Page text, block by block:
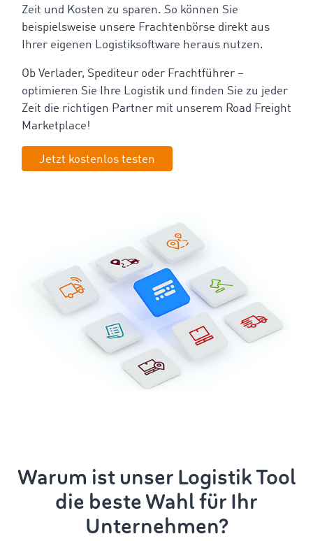
Zeit und Kosten zu sparen. So können Sie
beispielsweise unsere Frachtenbörse direkt aus
Ihrer eigenen Logistiksoftware heraus nutzen.
Ob Verlader, Spediteur oder Frachtführer –
optimieren Sie Ihre Logistik und finden Sie zu jeder
Zeit die richtigen Partner mit unserem Road Freight
Marketplace!
Jetzt kostenlos testen
Warum ist unser Logistik Tool
die beste Wahl für Ihr
Unternehmen?